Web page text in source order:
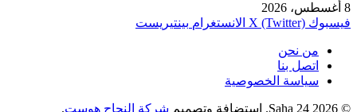
8 أغسطس، 2026
فيسبوك X (Twitter) الانستغرام بينتيريست
من نحن
اتصل بنا
سياسة الخصوصية
© 2026 Saha 24. استضافة وتصميم شركة النجاح هوست.